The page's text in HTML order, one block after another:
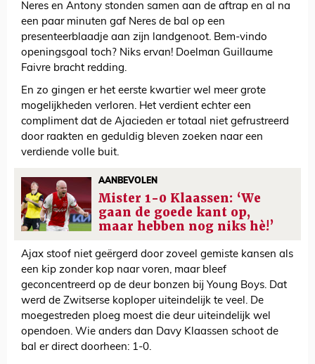
Neres en Antony stonden samen aan de aftrap en al na
een paar minuten gaf Neres de bal op een
presenteerblaadje aan zijn landgenoot. Bem-vindo
openingsgoal toch? Niks ervan! Doelman Guillaume
Faivre bracht redding.
En zo gingen er het eerste kwartier wel meer grote
mogelijkheden verloren. Het verdient echter een
compliment dat de Ajacieden er totaal niet gefrustreerd
door raakten en geduldig bleven zoeken naar een
verdiende volle buit.
AANBEVOLEN
Mister 1-0 Klaassen: ‘We
gaan de goede kant op,
maar hebben nog niks hè!’
Ajax stoof niet geërgerd door zoveel gemiste kansen als
een kip zonder kop naar voren, maar bleef
geconcentreerd op de deur bonzen bij Young Boys. Dat
werd de Zwitserse koploper uiteindelijk te veel. De
moegestreden ploeg moest die deur uiteindelijk wel
opendoen. Wie anders dan Davy Klaassen schoot de
bal er direct doorheen: 1-0.